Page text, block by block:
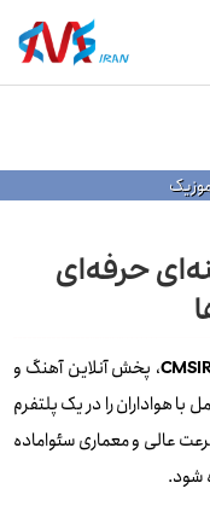
حرفه‌ای
، پخش آنلاین آهنگ و
هواداران را در یک پلتفرم
عالی و معماری سئواماده
شود.